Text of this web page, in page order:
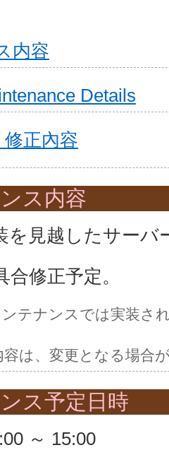
内容
Details
正內容
ス内容
を見越したサー
修正予定。
テナンスでは実装さ
は、変更となる場合
ス予定日時
～ 15:00